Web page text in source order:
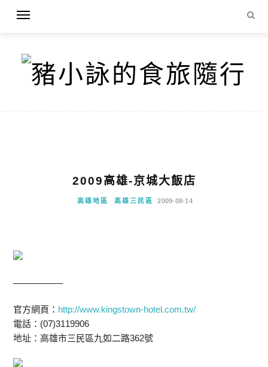
2009高雄-京城大飯店
高雄地區 高雄三民區 2009-08-14
—————–
官方網頁： http://www.kingstown-hotel.com.tw/
電話：(07)3119906
地址：高雄市三民區九如二路362號